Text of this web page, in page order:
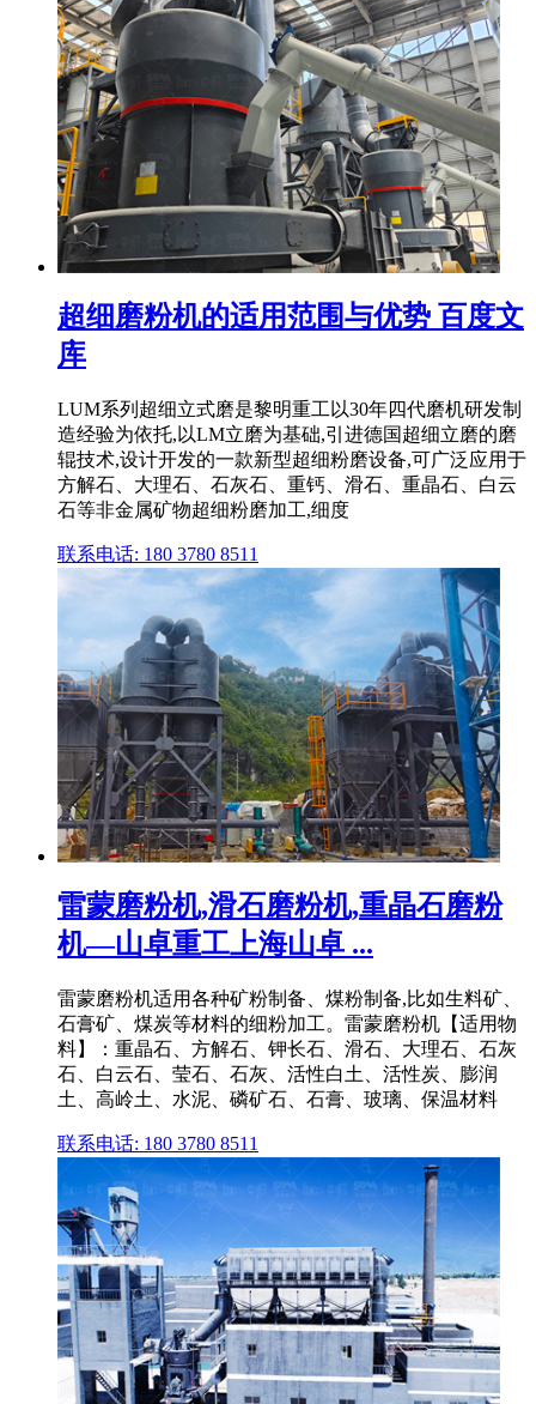
超细磨粉机的适用范围与优势 百度文
库
LUM系列超细立式磨是黎明重工以30年四代磨机研发制
造经验为依托,以LM立磨为基础,引进德国超细立磨的磨
辊技术,设计开发的一款新型超细粉磨设备,可广泛应用于
方解石、大理石、石灰石、重钙、滑石、重晶石、白云
石等非金属矿物超细粉磨加工,细度
联系电话: 180 3780 8511
雷蒙磨粉机,滑石磨粉机,重晶石磨粉
机—山卓重工上海山卓 ...
雷蒙磨粉机适用各种矿粉制备、煤粉制备,比如生料矿、
石膏矿、煤炭等材料的细粉加工。雷蒙磨粉机【适用物
料】：重晶石、方解石、钾长石、滑石、大理石、石灰
石、白云石、莹石、石灰、活性白土、活性炭、膨润
土、高岭土、水泥、磷矿石、石膏、玻璃、保温材料
联系电话: 180 3780 8511